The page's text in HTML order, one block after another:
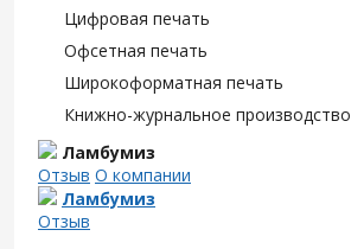
Цифровая печать
Офсетная печать
Широкоформатная печать
Книжно-журнальное производство
Ламбумиз
Отзыв О компании
Ламбумиз
Отзыв